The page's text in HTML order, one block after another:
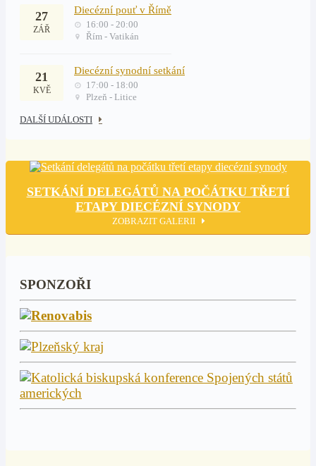
27
ZÁŘ
Diecézní pouť v Římě
16:00 - 20:00
Řím - Vatikán
21
KVĚ
Diecézní synodní setkání
17:00 - 18:00
Plzeň - Litice
DALŠÍ UDÁLOSTI
SETKÁNÍ DELEGÁTŮ NA POČÁTKU TŘETÍ
ETAPY DIECÉZNÍ SYNODY
ZOBRAZIT GALERII
SPONZOŘI